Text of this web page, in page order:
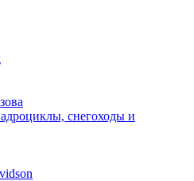
снегоходы и